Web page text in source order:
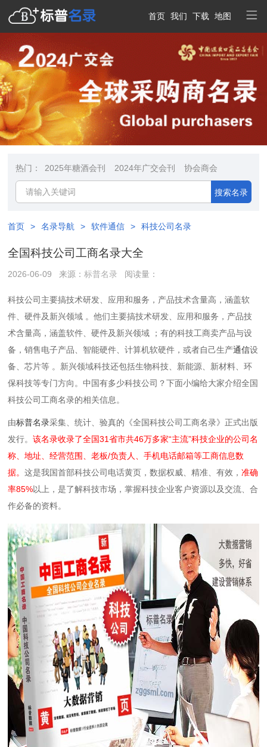
首页 我们 下载 地图
热门： 2025年糖酒会刊 2024年广交会刊 协会商会
搜索名录
首页 > 名录导航 > 软件通信 > 科技公司名录
全国科技公司工商名录大全
2026-06-09 来源：标普名录 阅读量：
科技公司主要搞技术研发、应用和服务，产品技术含量高，涵盖软
件、硬件及新兴领域 。‌‌他们主要搞技术研发、应用和服务，产品技
术含量高，涵盖软件、硬件及新兴领域 ；有的科技工商卖产品与设
备‌，销售电子产品、智能硬件、计算机软硬件，或者自己生产通信设
备、芯片等 。新兴领域科技‌还包括生物科技、新能源、新材料、环
保科技等专门方向‌‌‌‌。中国有多少科技公司？下面小编给大家介绍全国
科技公司工商名录的相关信息。
由标普名录采集、统计、验真的《全国科技公司工商名录》正式出版
发行。该名录收录了全国31省市共46万多家“主流”科技企业的公司名
称、地址、经营范围、老板/负责人、手机电话邮箱等工商信息数
据。这是我国首部科技公司电话黄页，数据权威、精准、有效，准确
率85%以上，是了解科技市场，掌握科技企业客户资源以及交流、合
作必备的资料。